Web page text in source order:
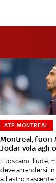
Montreal, fuori
Jodar vola agli
ATP MONTREAL
Il toscano illude,
deve arrendersi in
all'astro nascente